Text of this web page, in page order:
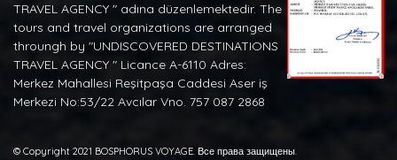
TRAVEL AGENCY " adına düzenlemektedir. The
tours and travel organizations are arranged
throungh by "UNDISCOVERED DESTINATIONS
TRAVEL AGENCY " Licance A-6110 Adres:
Merkez Mahallesi Reşitpaşa Caddesi Aser iş
Merkezi No:53/22 Avcılar Vno. 757 087 2868
© Copyright 2021 BOSPHORUS VOYAGE. Все права защищены.